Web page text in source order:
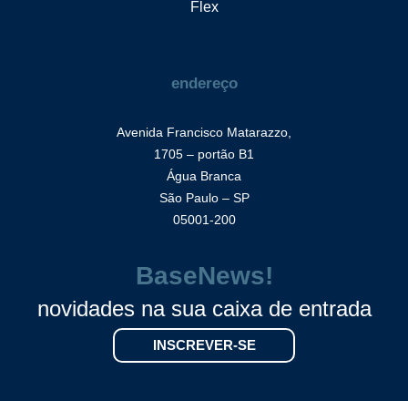
Flex
endereço
Avenida Francisco Matarazzo,
1705 – portão B1
Água Branca
São Paulo – SP
05001-200
BaseNews!
novidades na sua caixa de entrada
INSCREVER-SE